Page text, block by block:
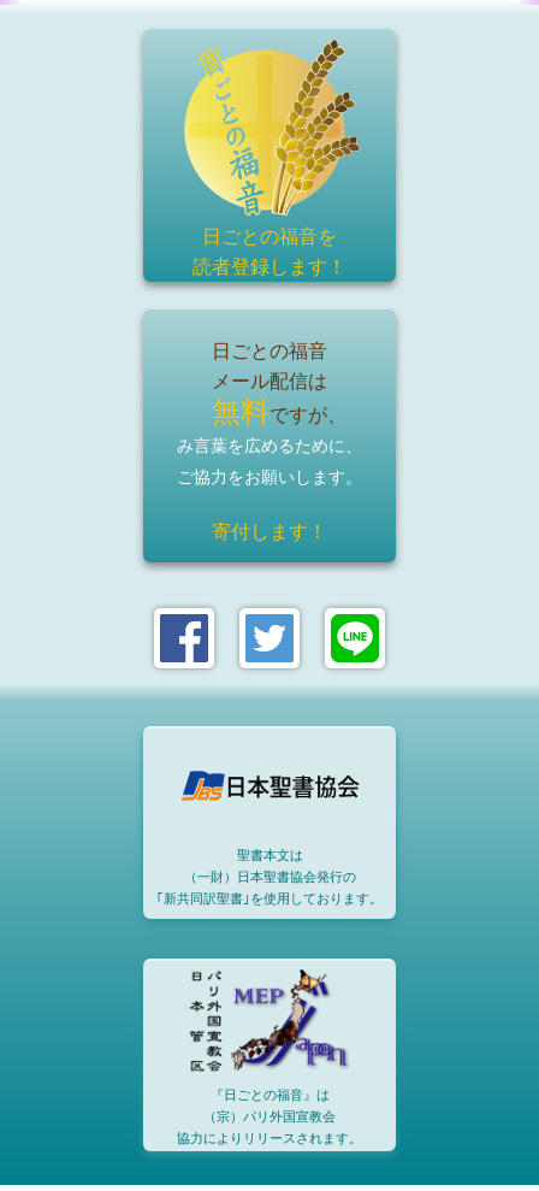
日ごとの福音を
読者登録します！
日ごとの福音
メール配信は
無料ですが、
み言葉を広めるために、
ご協力をお願いします。
寄付します！
聖書本文は
（一財）日本聖書協会発行の
｢新共同訳聖書｣を使用しております。
『日ごとの福音』は
（宗）パリ外国宣教会
協力によりリリースされます。